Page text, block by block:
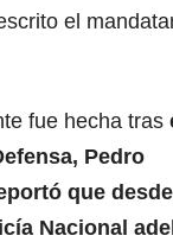
el
fue hecha tras
Pedro
que
Nacional